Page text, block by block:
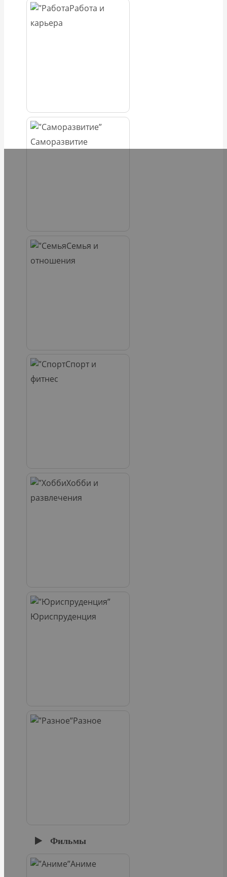
Работа и
карьера
Саморазвитие
Семья и
отношения
Спорт и
фитнес
Хобби и
развлечения
Юриспруденция
Разное
Фильмы
Аниме